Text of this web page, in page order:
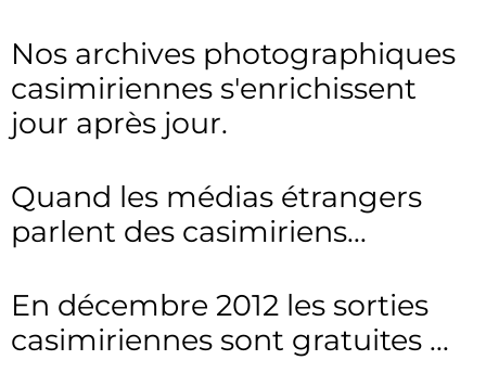
Nos archives photographiques
casimiriennes s'enrichissent
jour après jour.
Quand les médias étrangers
parlent des casimiriens...
En décembre 2012 les sorties
casimiriennes sont gratuites ...